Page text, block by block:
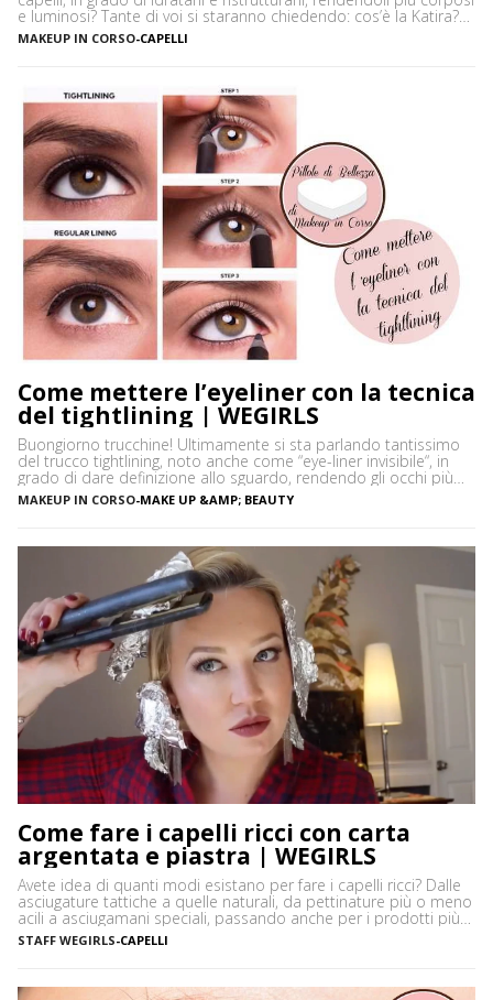
e luminosi? Tante di voi si staranno chiedendo: cos’è la Katira?
La Katira o Gomma Adragante è una resina gelificante naturale
ottenuta dalla linfa essiccata di Astragalus gummifer, un piccolo
MAKEUP IN CORSO-CAPELLI
Come mettere l’eyeliner con la tecnica
del tightlining | WEGIRLS
Buongiorno trucchine! Ultimamente si sta parlando tantissimo
del trucco tightlining, noto anche come “eye-liner invisibile“, in
grado di dare definizione allo sguardo, rendendo gli occhi più
espressivi e le ciglia più folte. Ma di cosa si tratta precisamente?
Vediamo insieme cos’è tightlining e come farlo senza rischiare di
MAKEUP IN CORSO-MAKE UP &AMP; BEAUTY
Come fare i capelli ricci con carta
argentata e piastra | WEGIRLS
Avete idea di quanti modi esistano per fare i capelli ricci? Dalle
asciugature tattiche a quelle naturali, da pettinature più o meno
acili a asciugamani speciali, passando anche per i prodotti più
disparati. Avere i capelli ricci è uno must, ancor di più in estate,
quando ci vediamo più belle selvagge. Ci sono tanti modi […]
STAFF WEGIRLS-CAPELLI